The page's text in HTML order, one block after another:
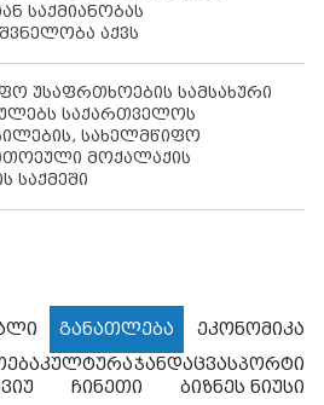
საქმიანობას
აქვს
უსაფრთხოების სამსახური
საქართველოს
სახელმწიფო
მოქალაქის
საქმეში
განათლება
ეკონომიკა
კულტურაჯანდაცვასპორტი
ჩინეთი ბიზნეს ნიუსი